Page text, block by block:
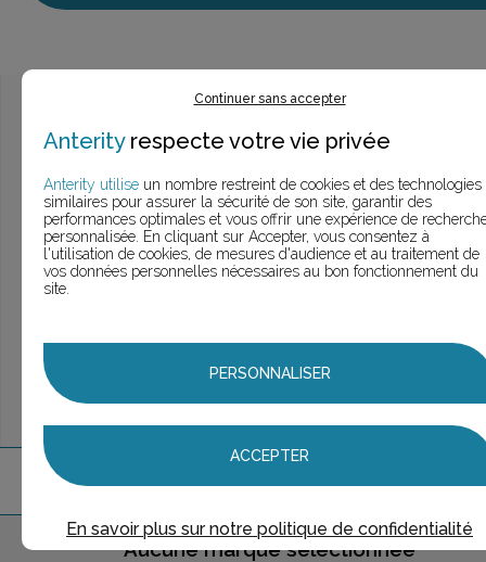
Ce n’est pas exactement ce que je recherche
> Voir larecherche approfondie
> Voir larecherche personnalisée
marquetrouvée
Aucune marque sélectionnée
Continuer sans accepter
Anterityrespecte votre vie privée
Anterity utilise un nombre restreint de cookies et des technologies
similaires pour assurer la sécurité de son site, garantir des
performances optimales et vous offrir une expérience de
personnalisée. En cliquant sur Accepter, vous consentez à
l'utilisation de cookies, de mesures d'audience et au traitement de
vos données personnelles nécessaires au bon fonctionnement du
site.
PERSONNALISER
ACCEPTER
En savoir plus sur notre politique de confidentialité